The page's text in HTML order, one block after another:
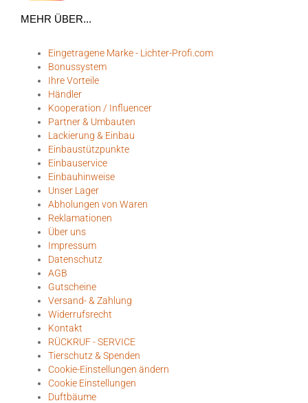
MEHR ÜBER...
Eingetragene Marke - Lichter-Profi.com
Bonussystem
Ihre Vorteile
Händler
Kooperation / Influencer
Partner & Umbauten
Lackierung & Einbau
Einbaustützpunkte
Einbauservice
Einbauhinweise
Unser Lager
Abholungen von Waren
Reklamationen
Über uns
Impressum
Datenschutz
AGB
Gutscheine
Versand- & Zahlung
Widerrufsrecht
Kontakt
RÜCKRUF - SERVICE
Tierschutz & Spenden
Cookie-Einstellungen ändern
Cookie Einstellungen
Duftbäume